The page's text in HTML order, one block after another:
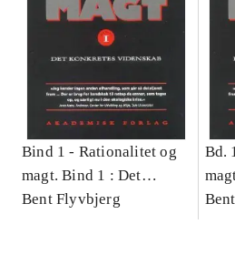
Bind 1 - Rationalitet og
magt. Bind 1 : Det
konkretes videnskab
Bent Flyvbjerg
Bd.